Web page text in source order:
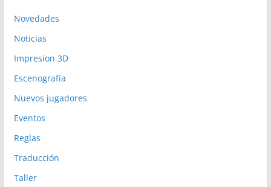
Novedades
Noticias
Impresion 3D
Escenografía
Nuevos jugadores
Eventos
Reglas
Traducción
Taller